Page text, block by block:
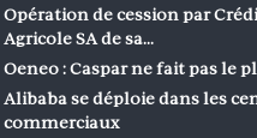
Opération de cession par
Agricole SA de sa…
Oeneo : Caspar ne fait pas le
Alibaba se déploie dans les
commerciaux